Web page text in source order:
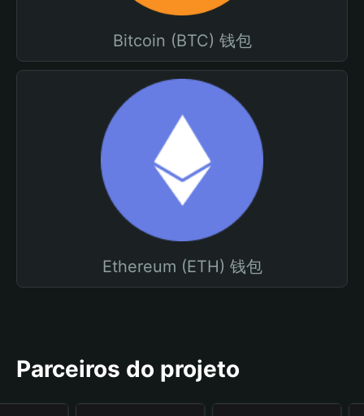
Bitcoin (BTC) 钱包
Ethereum (ETH) 钱包
Parceiros do projeto